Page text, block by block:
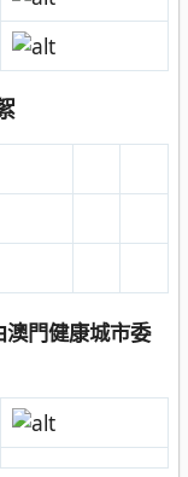
澳門健康城市委